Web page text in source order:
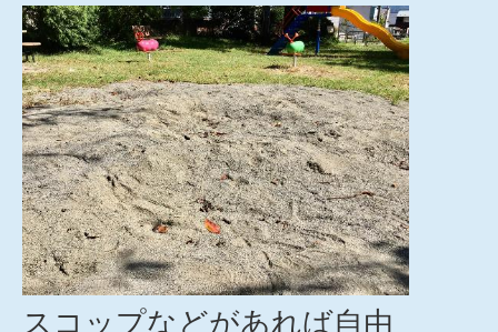
スコップなどがあれば自由